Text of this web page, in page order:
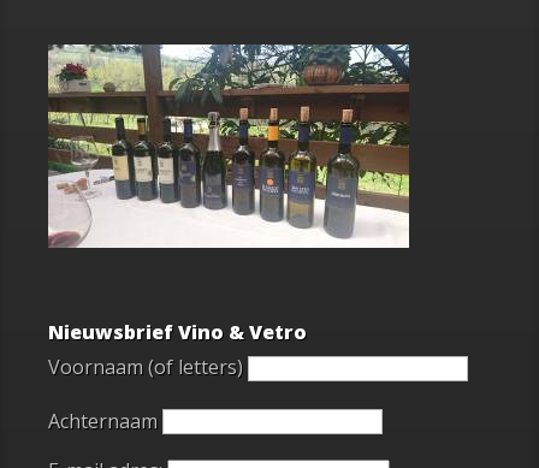
Nieuwsbrief Vino & Vetro
Voornaam (of letters)
Achternaam